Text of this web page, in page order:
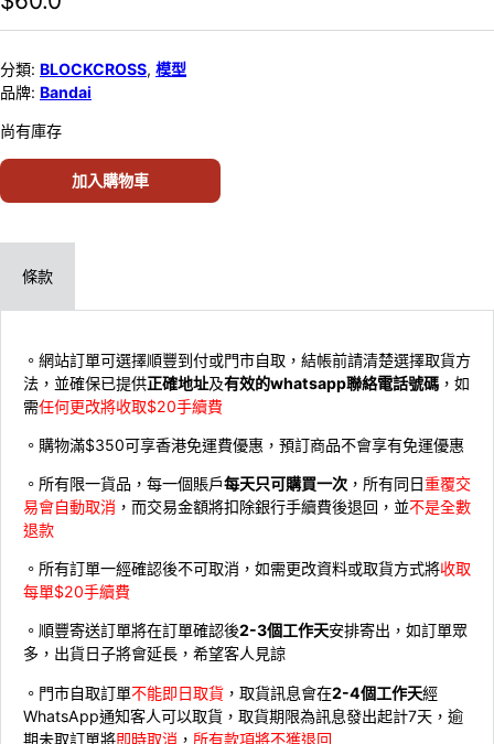
分類: BLOCKCROSS, 模型
品牌: Bandai
尚有庫存
加入購物車
條款
。網站訂單可選擇順豐到付或門市自取，結帳前請清楚選擇取貨方
法，並確保已提供正確地址及有效的whatsapp聯絡電話號碼 ，如
需任何更改將收取$20手續費
。購物滿$350可享香港免運費優惠，預訂商品不會享有免運優惠
。所有限一貨品，每一個賬戶每天只可購買一次 ，所有同日重覆交
易會自動取消 ，而交易金額將扣除銀行手續費後退回，並不是全數
退款
。所有訂單一經確認後不可取消，如需更改資料或取貨方式將收取
每單$20手續費
。順豐寄送訂單將在訂單確認後2-3個工作天安排寄出，如訂單眾
多，出貨日子將會延長，希望客人見諒
。門市自取訂單不能即日取貨 ，取貨訊息會在2-4個工作天經
WhatsApp通知客人可以取貨，取貨期限為訊息發出起計7天，逾
期未取訂單將即時取消 ， 所有款項將不獲退回